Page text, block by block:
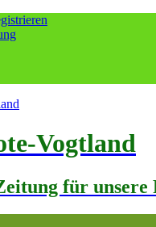
Vogtland
für unsere